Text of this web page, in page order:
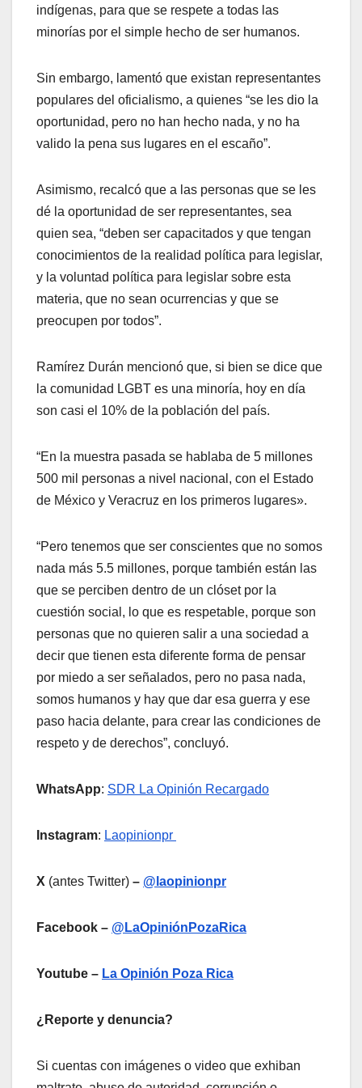
indígenas, para que se respete a todas las
minorías por el simple hecho de ser humanos.
Sin embargo, lamentó que existan representantes
populares del oficialismo, a quienes “se les dio la
oportunidad, pero no han hecho nada, y no ha
valido la pena sus lugares en el escaño”.
Asimismo, recalcó que a las personas que se les
dé la oportunidad de ser representantes, sea
quien sea, “deben ser capacitados y que tengan
conocimientos de la realidad política para legislar,
y la voluntad política para legislar sobre esta
materia, que no sean ocurrencias y que se
preocupen por todos”.
Ramírez Durán mencionó que, si bien se dice que
la comunidad LGBT es una minoría, hoy en día
son casi el 10% de la población del país.
“En la muestra pasada se hablaba de 5 millones
500 mil personas a nivel nacional, con el Estado
de México y Veracruz en los primeros lugares».
“Pero tenemos que ser conscientes que no somos
nada más 5.5 millones, porque también están las
que se perciben dentro de un clóset por la
cuestión social, lo que es respetable, porque son
personas que no quieren salir a una sociedad a
decir que tienen esta diferente forma de pensar
por miedo a ser señalados, pero no pasa nada,
somos humanos y hay que dar esa guerra y ese
paso hacia delante, para crear las condiciones de
respeto y de derechos”, concluyó.
WhatsApp: SDR La Opinión Recargado
Instagram: Laopinionpr
X (antes Twitter) – @laopinionpr
Facebook – @LaOpiniónPozaRica
Youtube – La Opinión Poza Rica
¿Reporte y denuncia?
Si cuentas con imágenes o video que exhiban